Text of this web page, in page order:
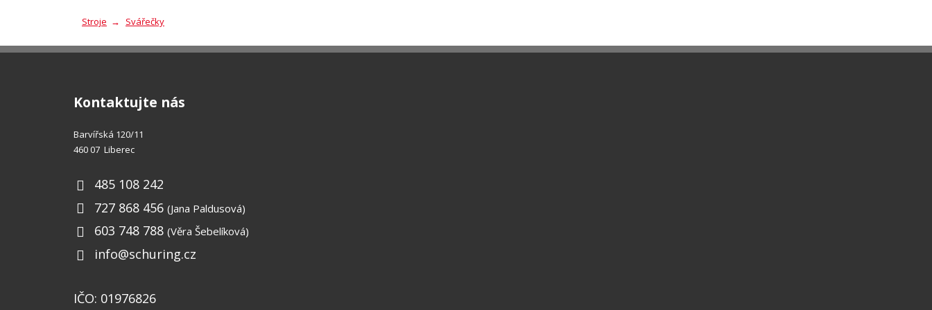
Stroje Svářečky
Kontaktujte nás
Barvířská 120/11
460 07 Liberec
485 108 242
727 868 456 (Jana Paldusová)
603 748 788 (Věra Šebelíková)
info@schuring.cz
IČO: 01976826